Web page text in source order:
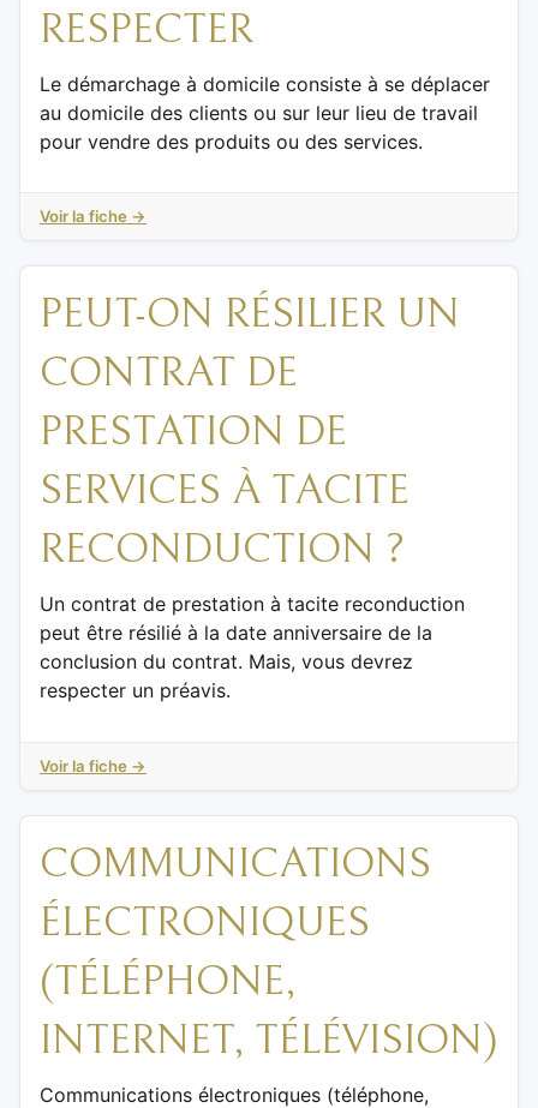
RESPECTER
Le démarchage à domicile consiste à se déplacer
au domicile des clients ou sur leur lieu de travail
pour vendre des produits ou des services.
Voir la fiche →
PEUT-ON RÉSILIER UN
CONTRAT DE
PRESTATION DE
SERVICES À TACITE
RECONDUCTION ?
Un contrat de prestation à tacite reconduction
peut être résilié à la date anniversaire de la
conclusion du contrat. Mais, vous devrez
respecter un préavis.
Voir la fiche →
COMMUNICATIONS
ÉLECTRONIQUES
(TÉLÉPHONE,
INTERNET, TÉLÉVISION)
Communications électroniques (téléphone,